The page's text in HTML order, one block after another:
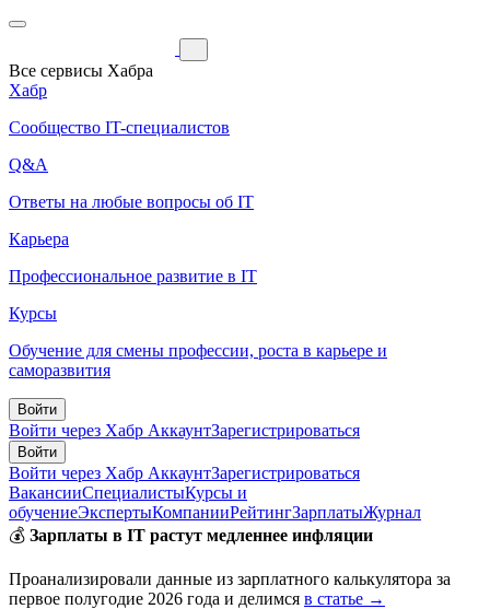
Все сервисы Хабра
Хабр
Сообщество IT-специалистов
Q&A
Ответы на любые вопросы об IT
Карьера
Профессиональное развитие в IT
Курсы
Обучение для смены профессии, роста в карьере и
саморазвития
Войти
Войти через Хабр АккаунтЗарегистрироваться
Войти
Войти через Хабр АккаунтЗарегистрироваться
ВакансииСпециалистыКурсы и
обучениеЭкспертыКомпанииРейтингЗарплатыЖурнал
💰 Зарплаты в IT растут медленнее инфляции
Проанализировали данные из зарплатного калькулятора за
первое полугодие 2026 года и делимся в статье →